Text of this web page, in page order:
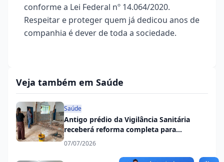
conforme a Lei Federal nº 14.064/2020.
Respeitar e proteger quem já dedicou anos de
companhia é dever de toda a sociedade.
Veja também em Saúde
Saúde
Antigo prédio da Vigilância Sanitária
receberá reforma completa para
instalação do Centro de Fisioterapia
07/07/2026